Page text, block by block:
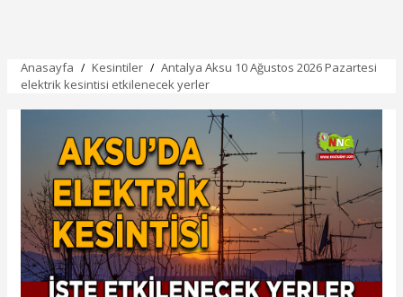
büyümek ve birlikte kazanmak isteyen herkese
açıktır.
Hedefimiz ilk etapta 50 bin üyeye ulaşarak
Türkiye'nin en güçlü sivil toplum
kuruluşlarından biri olmaktır. Çünkü inanıyoruz
ki güçlü ticaret, güçlü birliktelikle mümkündür.
ATSB olarak üyelerimizin yanında olmaya,
onların sesi olmaya, onların büyümesine katkı
sunmaya devam edeceğiz. En büyük hedefimiz;
birlik, beraberlik, üretim, istihdam ve güçlü
ticarettir."